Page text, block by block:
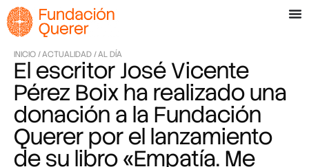
INICIO /ACTUALIDAD /AL DÍA
El escritor José Vicente
Pérez Boix ha realizado una
donación a la Fundación
Querer por el lanzamiento
de su libro «Empatía. Me